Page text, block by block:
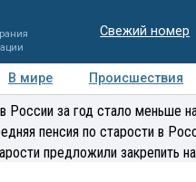
Свежий номер
В мире Происшествия
Медиацентр
России за год стало меньше
пенсия по старости в
предложили закрепить